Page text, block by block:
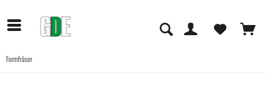
Formfräser